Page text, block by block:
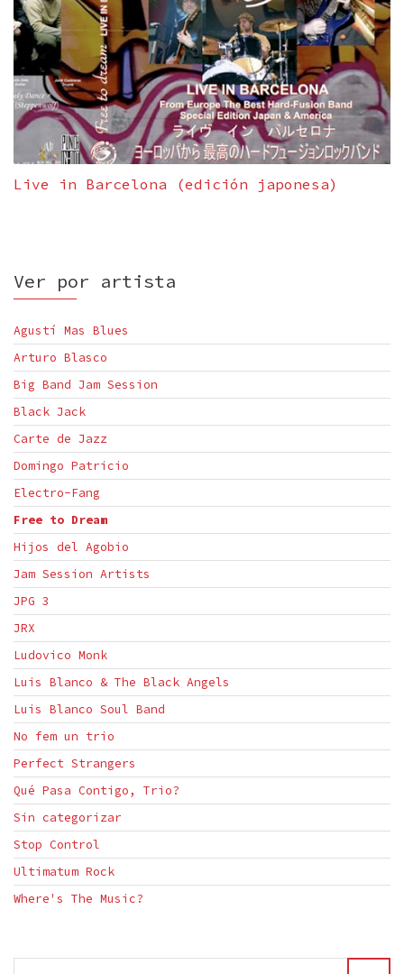
Live in Barcelona (edición japonesa)
Ver por artista
Agustí Mas Blues
Arturo Blasco
Big Band Jam Session
Black Jack
Carte de Jazz
Domingo Patricio
Electro-Fang
Free to Dream
Hijos del Agobio
Jam Session Artists
JPG 3
JRX
Ludovico Monk
Luis Blanco & The Black Angels
Luis Blanco Soul Band
No fem un trio
Perfect Strangers
Qué Pasa Contigo, Trio?
Sin categorizar
Stop Control
Ultimatum Rock
Where's The Music?